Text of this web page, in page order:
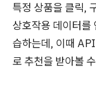
특정 상품을 클릭,
상호작용 데이터를
습하는데, 이때
로 추천을 받아볼